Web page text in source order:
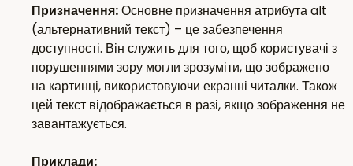
Призначення:Основне призначення атрибута alt
(альтернативний текст) – це забезпечення
доступності. Він служить для того, щоб користувачі з
порушеннями зору могли зрозуміти, що зображено
на картинці, використовуючи екранні читалки. Також
цей текст відображається в разі, якщо зображення не
завантажується.
Приклади: